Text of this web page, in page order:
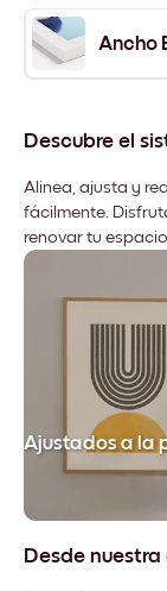
Ancho
Descubre el
Alinea, ajusta y
fácilmente.
renovar tu
Ajustados a la
Desde